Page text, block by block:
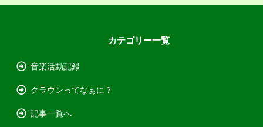
カテゴリー一覧
音楽活動記録
クラウンってなぁに？
記事一覧へ